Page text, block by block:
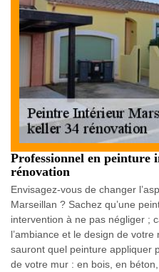
Professionnel en peinture
rénovation
Envisagez-vous de changer
Marseillan ? Sachez qu’une
intervention à ne pas négliger ;
l’ambiance et le design de
sauront quel peinture appliquer
de votre mur : en bois, en